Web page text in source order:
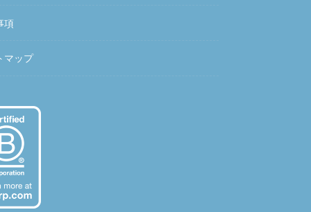
項
マップ